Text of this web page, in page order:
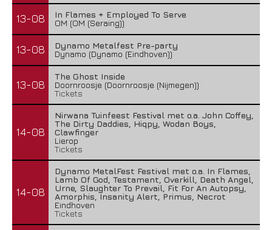
13-08
In Flames + Employed To Serve
OM (OM (Seraing))
13-08
Dynamo Metalfest Pre-party
Dynamo (Dynamo (Eindhoven))
13-08
The Ghost Inside
Doornroosje (Doornroosje (Nijmegen))
Tickets
14-08
Nirwana Tuinfeest Festival met o.a. John Coffey,
The Dirty Daddies, Hiqpy, Wodan Boys,
Clawfinger
Lierop
Tickets
14-08
Dynamo MetalFest Festival met o.a. In Flames,
Lamb Of God, Testament, Overkill, Death Angel,
Urne, Slaughter To Prevail, Fit For An Autopsy,
Amorphis, Insanity Alert, Primus, Necrot
Eindhoven
Tickets